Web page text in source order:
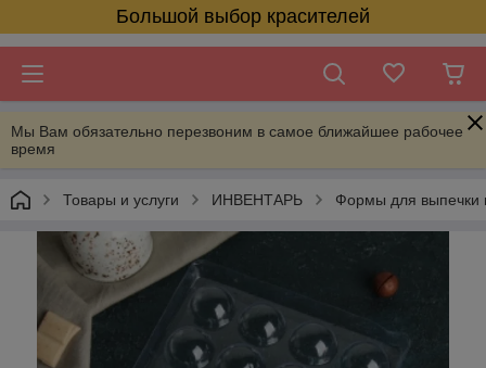
Большой выбор красителей
Мы Вам обязательно перезвоним в самое ближайшее рабочее
время
Товары и услуги ИНВЕНТАРЬ Формы для выпечки